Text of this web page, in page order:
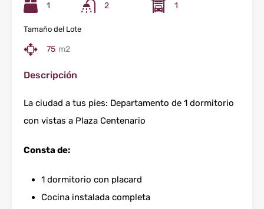
1 2 1
Tamaño del Lote
75 m2
Descripción
La ciudad a tus pies: Departamento de 1 dormitorio
con vistas a Plaza Centenario
Consta de:
1 dormitorio con placard
Cocina instalada completa